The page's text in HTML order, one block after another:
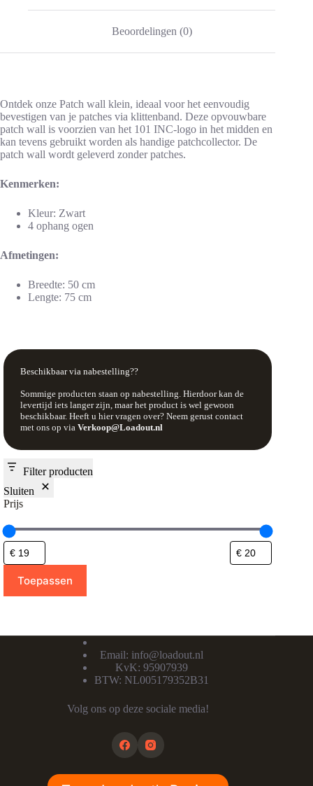
Beoordelingen (0)
Ontdek onze Patch wall klein, ideaal voor het eenvoudig
bevestigen van je patches via klittenband. Deze opvouwbare
patch wall is voorzien van het 101 INC-logo in het midden en
kan tevens gebruikt worden als handige patchcollector. De
patch wall wordt geleverd zonder patches.
Kenmerken:
Kleur: Zwart
4 ophang ogen
Afmetingen:
Breedte: 50 cm
Lengte: 75 cm
Beschikbaar via nabestelling??
Sommige producten staan op nabestelling. Hierdoor kan de
levertijd iets langer zijn, maar het product is wel gewoon
beschikbaar. Heeft u hier vragen over? Neem gerust contact
met ons op via Verkoop@Loadout.nl
Filter producten
Sluiten
Prijs
Toepassen
Email: info@loadout.nl
KvK: 95907939
BTW: NL005179352B31
Volg ons op deze sociale media!